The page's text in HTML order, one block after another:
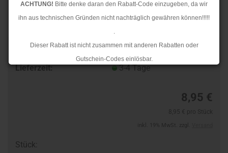
ACHTUNG! Bitte denke daran den Rabatt-Code einzugeben, da wir
ihn aus technischen Gründen nicht nachträglich gewähren können!!!!!
.
Dieser Rabatt ist nicht zusammen mit anderen Rabatten oder
Gutschein-Codes einlösbar.
.
Rückstaus kann es jedoch zu längeren Lieferzeiten kommen.
Lieferzeit:
3-4 Tage
8,95 €
Stück: